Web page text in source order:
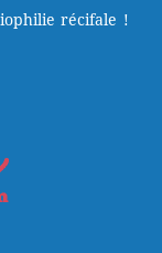
récifale !